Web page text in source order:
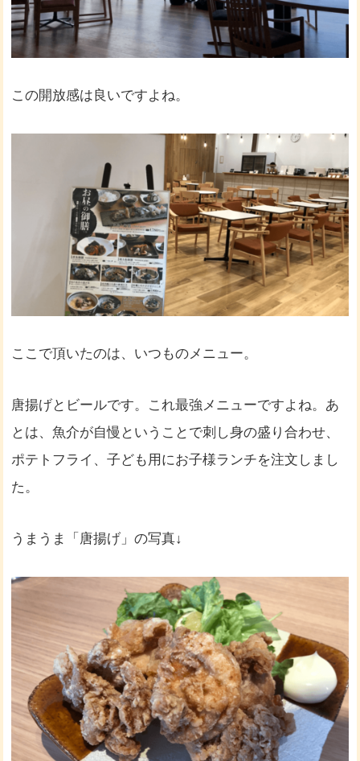
この開放感は良いですよね。
ここで頂いたのは、いつものメニュー。
唐揚げとビールです。これ最強メニューですよね。あ
とは、魚介が自慢ということで刺し身の盛り合わせ、
ポテトフライ、子ども用にお子様ランチを注文しまし
た。
うまうま「唐揚げ」の写真↓